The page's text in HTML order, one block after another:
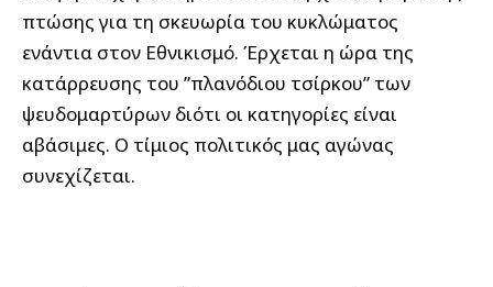
πτώσης για τη σκευωρία του κυκλώματος
ενάντια στον Εθνικισμό. Έρχεται η ώρα της
κατάρρευσης του ”πλανόδιου τσίρκου” των
ψευδομαρτύρων διότι οι κατηγορίες είναι
αβάσιμες. Ο τίμιος πολιτικός μας αγώνας
συνεχίζεται.